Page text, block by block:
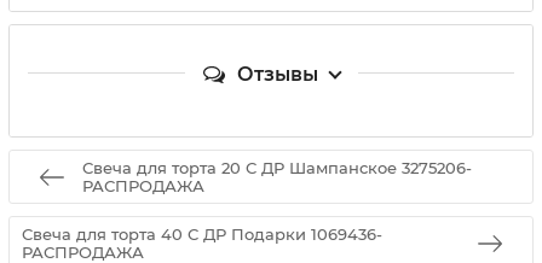
Отзывы
Свеча для торта 20 С ДР Шампанское 3275206-
РАСПРОДАЖА
Свеча для торта 40 С ДР Подарки 1069436-
РАСПРОДАЖА